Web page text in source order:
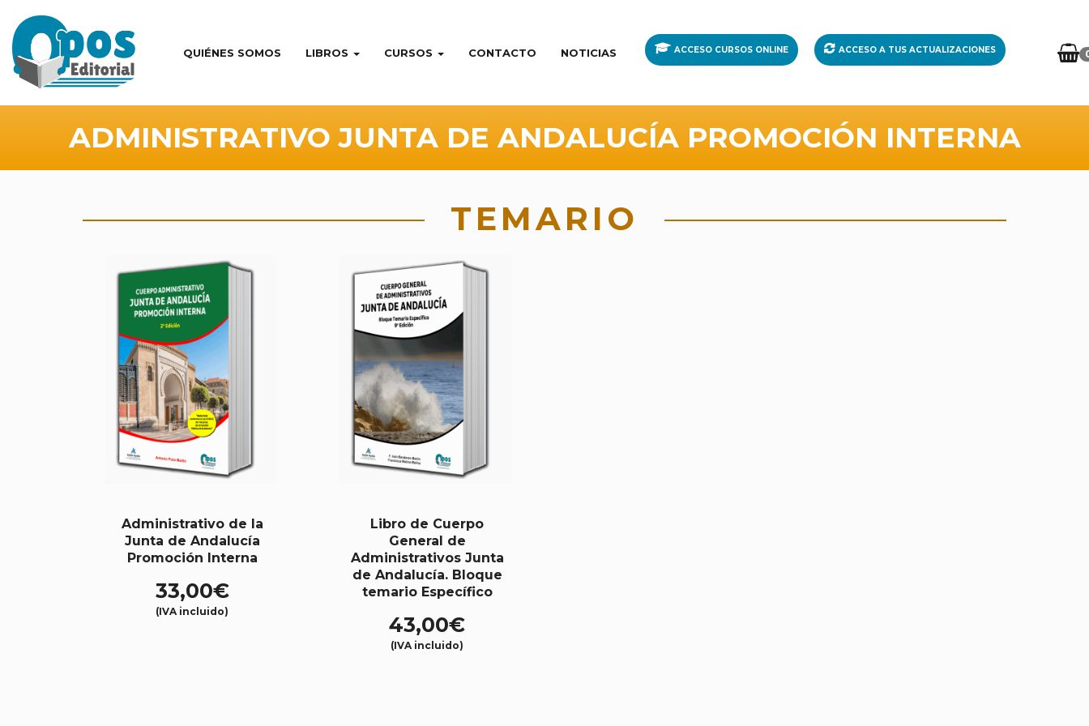
QUIÉNES SOMOS LIBROS CURSOS CONTACTO NOTICIAS ACCESO CURSOS ONLINE ACCESO A TUS ACTUALIZACIONES
ADMINISTRATIVO JUNTA DE ANDALUCÍA PROMOCIÓN INTERNA
TEMARIO
Administrativo de la
Junta de Andalucía
Promoción Interna
33,00€
(IVA incluido)
Libro de Cuerpo
General de
Administrativos Junta
de Andalucía. Bloque
temario Específico
43,00€
(IVA incluido)